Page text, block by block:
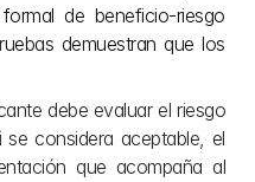
de beneficio-riesgo
demuestran que los
debe evaluar el riesgo
considera aceptable, el
que acompaña al